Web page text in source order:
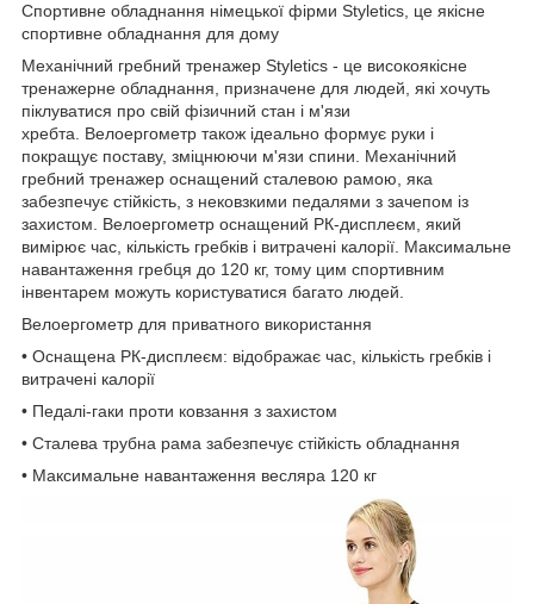
Спортивне обладнання німецької фірми Styletics, це якісне
спортивне обладнання для дому
Механічний гребний тренажер Styletics - це високоякісне
тренажерне обладнання, призначене для людей, які хочуть
піклуватися про свій фізичний стан і м'язи
хребта. Велоергометр також ідеально формує руки і
покращує поставу, зміцнюючи м'язи спини. Механічний
гребний тренажер оснащений сталевою рамою, яка
забезпечує стійкість, з нековзкими педалями з зачепом із
захистом. Велоергометр оснащений РК-дисплеєм, який
вимірює час, кількість гребків і витрачені калорії. Максимальне
навантаження гребця до 120 кг, тому цим спортивним
інвентарем можуть користуватися багато людей.
Велоергометр для приватного використання
• Оснащена РК-дисплеєм: відображає час, кількість гребків і
витрачені калорії
• Педалі-гаки проти ковзання з захистом
• Сталева трубна рама забезпечує стійкість обладнання
• Максимальне навантаження весляра 120 кг